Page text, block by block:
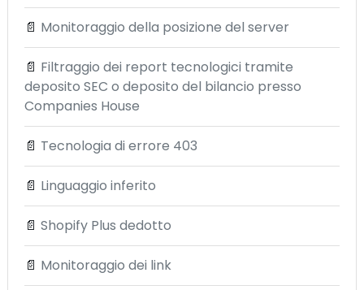
📄 Monitoraggio della posizione del server
📄 Filtraggio dei report tecnologici tramite
deposito SEC o deposito del bilancio presso
Companies House
📄 Tecnologia di errore 403
📄 Linguaggio inferito
📄 Shopify Plus dedotto
📄 Monitoraggio dei link